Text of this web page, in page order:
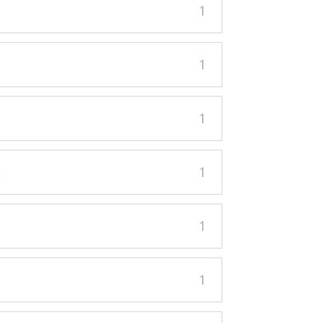
1
1
1
1
1
1